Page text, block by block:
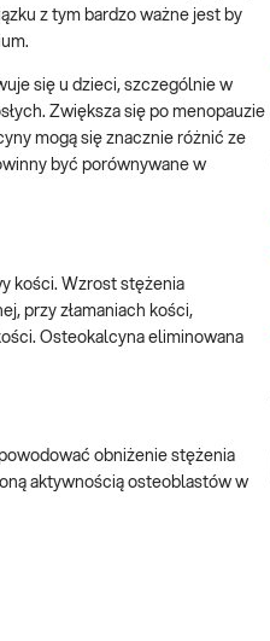
z tym bardzo ważne jest by
się u dzieci, szczególnie w
Zwiększa się po menopauzie
mogą się znacznie różnić ze
być porównywane w
kości. Wzrost stężenia
przy złamaniach kości,
Osteokalcyna eliminowana
obniżenie stężenia
aktywnością osteoblastów w